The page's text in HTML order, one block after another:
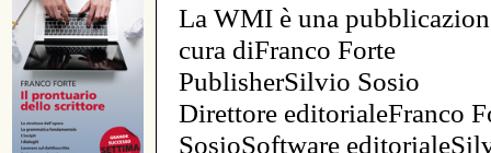
La WMI è una
cura diFranco Forte
PublisherSilvio Sosio
Direttore editorialeFranco
SosioSoftware